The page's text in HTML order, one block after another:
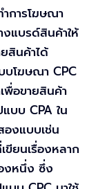
การโฆษณา
แบรด์สินค้าให้
สินค้าได้
บโฆษณา CPC
พื่อขายสินค้า
บบ CPA ใน
องแบบเช่น
ขียนเรื่องหลาก
องหนึ่ง ซึ่ง